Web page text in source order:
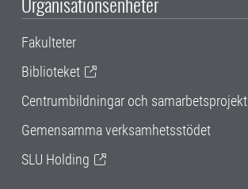
Fakulteter
Biblioteket
Centrumbildningar och samarbetsprojekt
Gemensamma verksamhetsstödet
SLU Holding